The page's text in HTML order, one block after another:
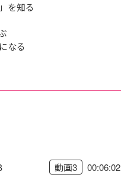
を知る
なる
動画3 00:06:02